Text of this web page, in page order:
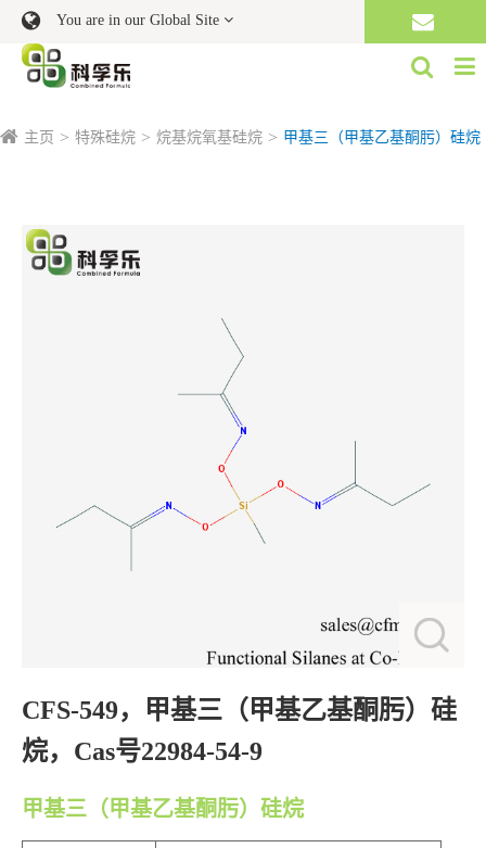
You are in our Global Site
主页 特殊硅烷 烷基烷氧基硅烷 甲基三（甲基乙基酮肟）硅烷
CFS-549，甲基三（甲基乙基酮肟）硅
烷，Cas号22984-54-9
甲基三（甲基乙基酮肟）硅烷